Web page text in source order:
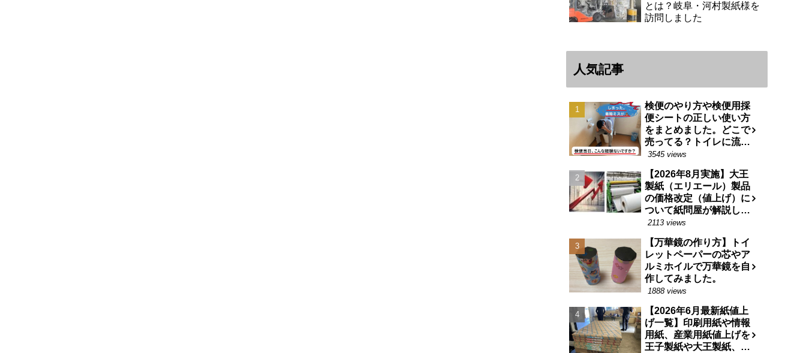
とは？岐阜・河村製紙様を
訪問しました
人気記事
検便のやり方や検便用採
便シートの正しい使い方
をまとめました。どこで
売ってる？トイレに流せ
る特殊な紙です。
3545 views
【2026年8月実施】大王
製紙（エリエール）製品
の価格改定（値上げ）に
ついて紙問屋が解説しま
す
2113 views
【万華鏡の作り方】トイ
レットペーパーの芯やア
ルミホイルで万華鏡を自
作してみました。
1888 views
【2026年6月最新紙値上
げ一覧】印刷用紙や情報
用紙、産業用紙値上げを
王子製紙や大王製紙、日